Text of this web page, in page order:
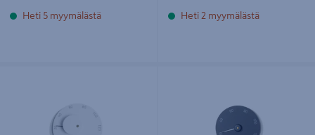
Heti 5 myymälästä Heti 2 myymälästä